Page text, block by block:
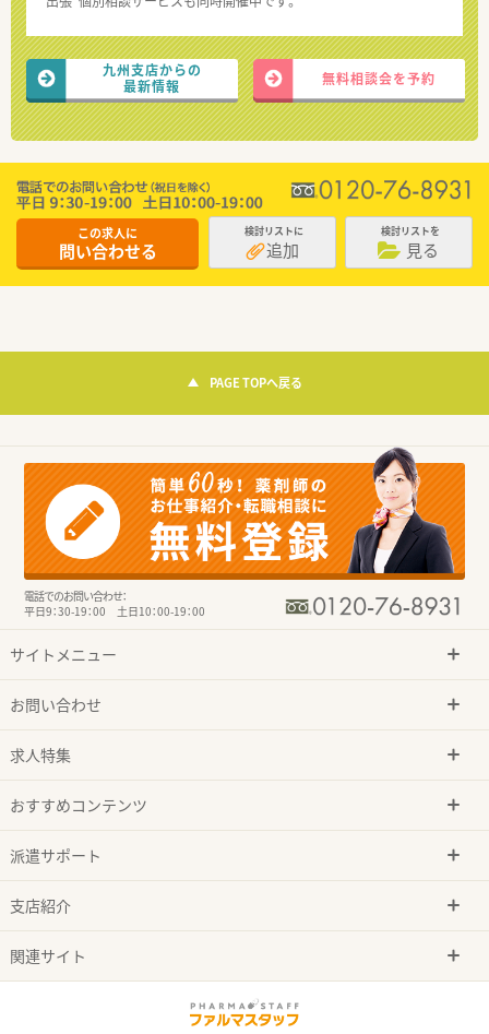
九州支店からの
最新情報
無料相談会を予約
この求人に
問い合わせる
検討リストに
追加
検討リストを
見る
PAGE TOPへ戻る
電話でのお問い合わせ：
平日9：30-19：00 土日10：00-19：00
サイトメニュー
お問い合わせ
求人特集
おすすめコンテンツ
派遣サポート
支店紹介
関連サイト